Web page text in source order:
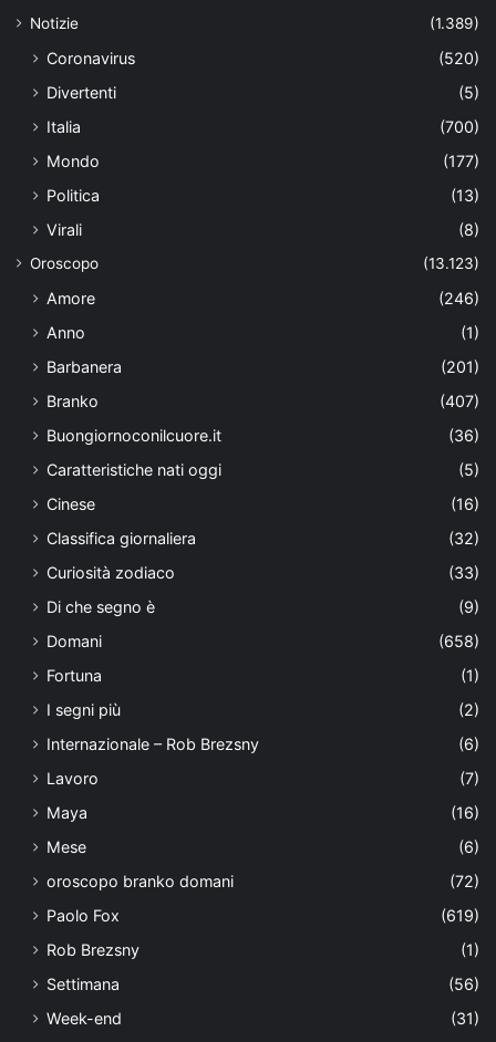
Notizie
(1.389)
Coronavirus
(520)
Divertenti
(5)
Italia
(700)
Mondo
(177)
Politica
(13)
Virali
(8)
Oroscopo (13.123)
Amore
(246)
Anno
(1)
Barbanera
(201)
Branko
(407)
Buongiornoconilcuore.it
(36)
Caratteristiche nati oggi
(5)
Cinese
(16)
Classifica giornaliera
(32)
Curiosità zodiaco
(33)
Di che segno è
(9)
Domani
(658)
Fortuna
(1)
I segni più
(2)
Internazionale – Rob Brezsny
(6)
Lavoro
(7)
Maya
(16)
Mese
(6)
oroscopo branko domani
(72)
Paolo Fox
(619)
Rob Brezsny
(1)
Settimana
(56)
Week-end
(31)